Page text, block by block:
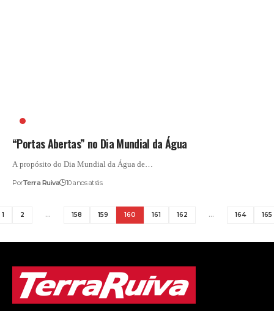
“Portas Abertas” no Dia Mundial da Água
A propósito do Dia Mundial da Água de…
PorTerra Ruiva 10 anos atrás
1 2 … 158 159 160 161 162 … 164 165